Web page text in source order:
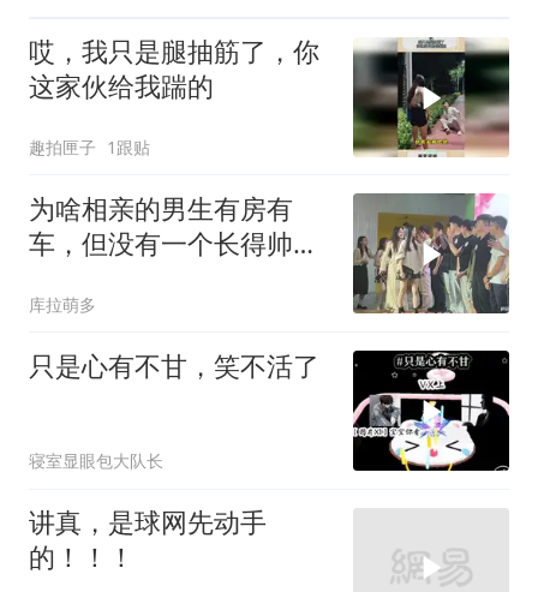
哎，我只是腿抽筋了，你
这家伙给我踹的
趣拍匣子 1跟贴
为啥相亲的男生有房有
车，但没有一个长得帅
库拉萌多
只是心有不甘，笑不活了
寝室显眼包大队长
讲真，是球网先动手
的！！！